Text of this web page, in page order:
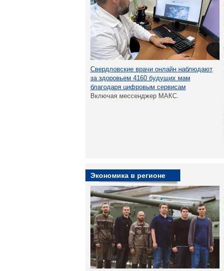
Свердловские врачи онлайн наблюдают
за здоровьем 4160 будущих мам
благодаря цифровым сервисам
Включая мессенджер МАКС.
Экономика в регионе